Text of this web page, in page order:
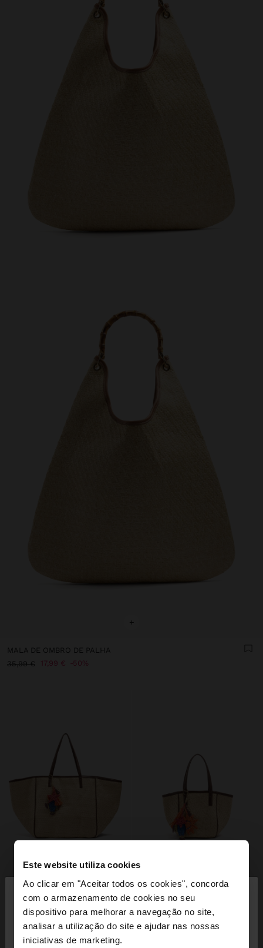
Este website utiliza cookies
Ao clicar em "Aceitar todos os cookies", concorda
com o armazenamento de cookies no seu
dispositivo para melhorar a navegação no site,
analisar a utilização do site e ajudar nas nossas
iniciativas de marketing.
Está a aceder ao site a partir de Portugal. Deseja
navegar no nosso site United States?
+
MALA DE OMBRO DE PALHA
35,99 €
17,99 € 50%